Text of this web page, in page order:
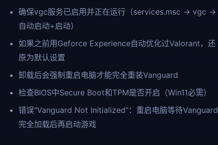
确保vgc服务已启用并正在运行（services.msc → vgc →
自动启动+启动）
如果之前用Geforce Experience自动优化过Valorant，还
原为默认设置
卸载后会强制重启电脑才能完全重装Vanguard
检查BIOS中Secure Boot和TPM是否开启（Win11必需）
错误"Vanguard Not Initialized"：重启电脑等待Vanguard
完全加载后再启动游戏